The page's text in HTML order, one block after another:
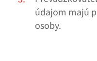
údajom majú
osoby.